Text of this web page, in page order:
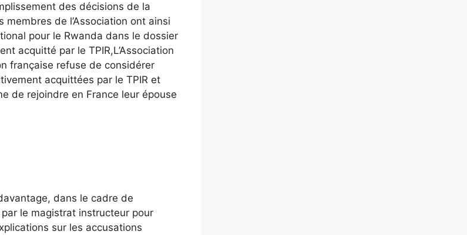
des décisions de la
de l’Association ont ainsi
pour le Rwanda dans le dossier
acquitté par le TPIR,L’Association
française refuse de considérer
acquittées par le TPIR et
de rejoindre en France leur épouse
dans le cadre de
le magistrat instructeur pour
sur les accusations